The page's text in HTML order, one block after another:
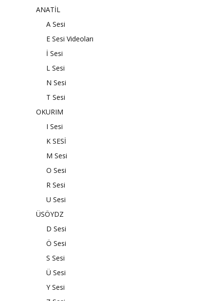
ANATİL
A Sesi
E Sesi Videoları
İ Sesi
L Sesi
N Sesi
T Sesi
OKURIM
I Sesi
K SESİ
M Sesi
O Sesi
R Sesi
U Sesi
ÜSÖYDZ
D Sesi
Ö Sesi
S Sesi
Ü Sesi
Y Sesi